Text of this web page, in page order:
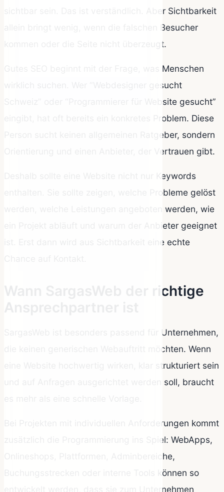
sichtbar sein. Das ist verständlich. Aber Sichtbarkeit
allein bringt wenig, wenn die falschen Besucher
kommen oder die Seite nicht überzeugt.
Gutes SEO beginnt mit der Frage, was Menschen
wirklich suchen. Wer “Webdesigner gesucht
Schweiz” oder “Programmierer für Website gesucht”
eingibt, hat oft bereits ein konkretes Problem. Diese
Person sucht keinen allgemeinen Ratgeber, sondern
Orientierung und einen Anbieter, der Vertrauen gibt.
Deshalb sollte eine Website nicht nur Keywords
enthalten. Sie sollte zeigen, welche Probleme gelöst
werden, welche Leistungen angeboten werden, wie
ein Projekt abläuft und warum der Anbieter geeignet
ist. Erst dann wird aus Sichtbarkeit eine echte
Wann SargasWeb der richtige
SargasWeb ist besonders passend für Unternehmen,
die keinen generischen Webauftritt möchten. Wenn
eine Website hochwertig wirken, klar strukturiert sein
und auf Anfragen ausgerichtet werden soll, braucht
Bei Projekten mit individuellen Anforderungen kommt
zusätzlich die Programmierung ins Spiel: WebApps,
Onlineshops, Plattformen, Adminbereiche,
Buchungsstrecken oder interne Tools können so
entwickelt werden, dass sie zum Unternehmen